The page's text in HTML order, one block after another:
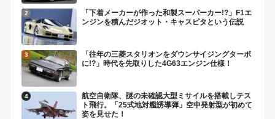
「下着メーカーが作った和製スーパーカー!?」F1エ
ンジンを積んだジオット・キャスピタという伝説
「往年の三菱スタリオンをダウンサイジングターボ
に!?」時代を先取りした4G63エンジン仕様！
航空自衛隊、謎の未確認大型ミサイルを搭載しテス
ト飛行。「25式地対艦誘導弾」空中発射型が初めて
姿を見せた！